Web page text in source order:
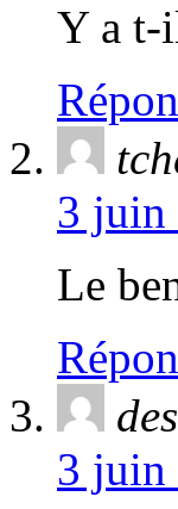
Y a t-
3 juin
Le
3 juin